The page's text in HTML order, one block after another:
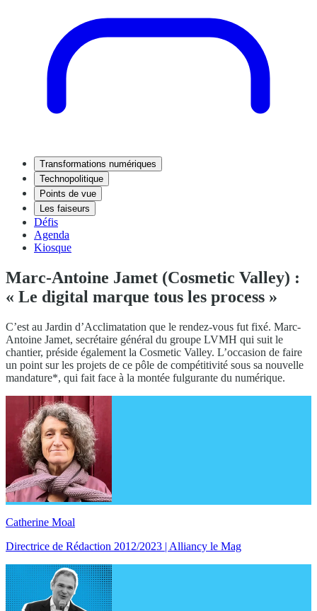
Transformations numériques
Technopolitique
Points de vue
Les faiseurs
Défis
Agenda
Kiosque
Marc-Antoine Jamet (Cosmetic Valley) :
« Le digital marque tous les process »
C’est au Jardin d’Acclimatation que le rendez-vous fut fixé. Marc-
Antoine Jamet, secrétaire général du groupe LVMH qui suit le
chantier, préside également la Cosmetic Valley. L’occasion de faire
un point sur les projets de ce pôle de compétitivité sous sa nouvelle
mandature*, qui fait face à la montée fulgurante du numérique.
Catherine Moal
Directrice de Rédaction 2012/2023 | Alliancy le Mag